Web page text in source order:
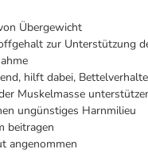
Übergewicht
zur Unterstützung
hilft dabei,
Muskelmasse
ungünstiges Harnmilieu
beitragen
angenommen